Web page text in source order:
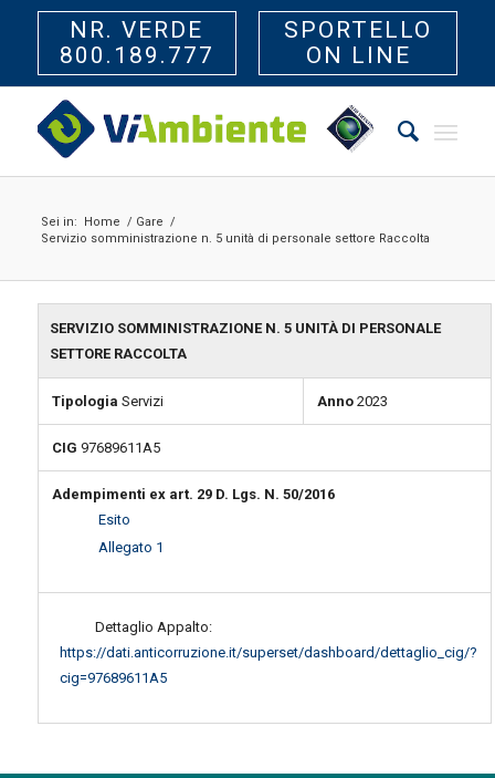
NR. VERDE
800.189.777
SPORTELLO
ON LINE
Sei in: Home / Gare /
Servizio somministrazione n. 5 unità di personale settore Raccolta
SERVIZIO SOMMINISTRAZIONE N. 5 UNITÀ DI PERSONALE
SETTORE RACCOLTA
Tipologia Servizi Anno2023
CIG 97689611A5
Adempimenti ex art. 29 D. Lgs. N. 50/2016
Esito
Allegato 1
Dettaglio Appalto:
https://dati.anticorruzione.it/superset/dashboard/dettaglio_cig/?
cig=97689611A5